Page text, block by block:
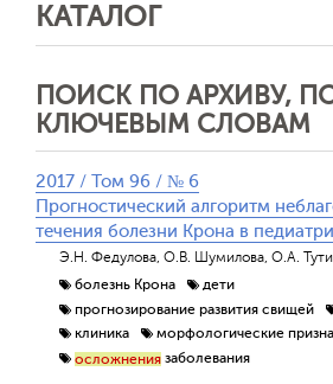
КАТАЛОГ
ПОИСК ПО АРХИВУ,
КЛЮЧЕВЫМ СЛОВАМ
2017 / Том 96 / № 6
Прогностический алгоритм
течения болезни Крона в
Э.Н. Федулова, О.В. Шумилова, О.А.
болезнь Крона
дети
прогнозирование развития свищей
клиника
морфологические
осложнения заболевания